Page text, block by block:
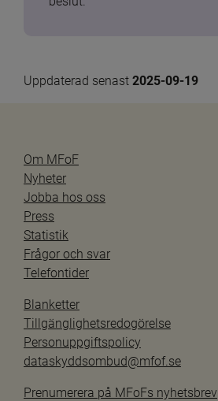
Uppdaterad senast 2025-09-19
Om MFoF
Nyheter
Jobba hos oss
Press
Statistik
Frågor och svar
Telefontider
Blanketter
Tillgänglighetsredogörelse
Personuppgiftspolicy
dataskyddsombud@mfof.se
Prenumerera på MFoFs nyhetsbrev